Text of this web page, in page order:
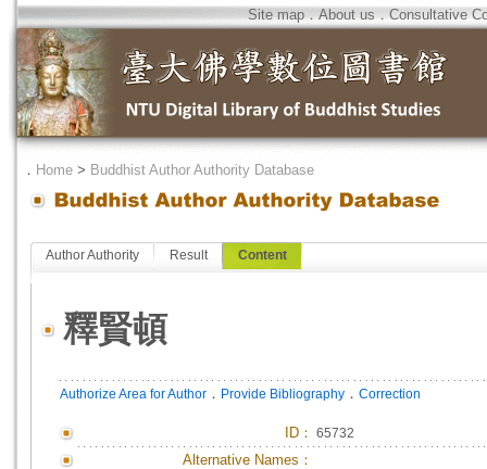
Site map．About us．Consultative
． Home > Buddhist Author Authority Database
Author Authority Result Content
釋賢頓
Authorize Area for Author ． Provide Bibliography ． Correction
ID ： 65732
Alternative Names：